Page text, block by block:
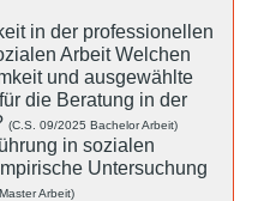
in der professionellen
Arbeit Welchen
und ausgewählte
die Beratung in der
(C.S. 09/2025 Bachelor Arbeit)
in sozialen
Untersuchung
Arbeit)